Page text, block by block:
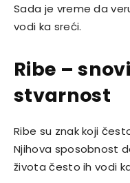
Sada je vreme da
vodi ka sreći.
Ribe –
stvarnost
Ribe su znak koji
Njihova sposobnost
života često ih vodi